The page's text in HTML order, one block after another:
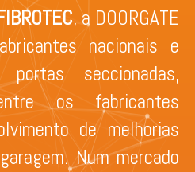
, a DOORGATE
nacionais e
seccionadas,
os fabricantes
de melhorias
Num mercado